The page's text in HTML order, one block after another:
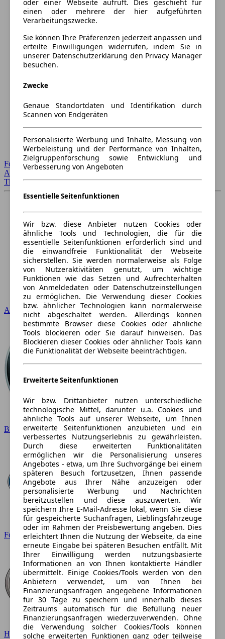
Forum Startseite
Alle Auto-Foren
Themen-Forum
Audi
BMW
Ford
Hyundai
oder einer Webseite aufruft. Dies geschieht für
einen oder mehrere der hier aufgeführten
Verarbeitungszwecke.
Sie können Ihre Präferenzen jederzeit anpassen und
erteilte Einwilligungen widerrufen, indem Sie in
unserer Datenschutzerklärung den Privacy Manager
besuchen.
Zwecke
Genaue Standortdaten und Identifikation durch
Scannen von Endgeräten
Personalisierte Werbung und Inhalte, Messung von
Werbeleistung und der Performance von Inhalten,
Zielgruppenforschung sowie Entwicklung und
Verbesserung von Angeboten
Essentielle Seitenfunktionen
Wir bzw. diese Anbieter nutzen Cookies oder
ähnliche Tools und Technologien, die für die
essentielle Seitenfunktionen erforderlich sind und
die einwandfreie Funktionalität der Webseite
sicherstellen. Sie werden normalerweise als Folge
von Nutzeraktivitäten genutzt, um wichtige
Funktionen wie das Setzen und Aufrechterhalten
von Anmeldedaten oder Datenschutzeinstellungen
zu ermöglichen. Die Verwendung dieser Cookies
bzw. ähnlicher Technologien kann normalerweise
nicht abgeschaltet werden. Allerdings können
bestimmte Browser diese Cookies oder ähnliche
Tools blockieren oder Sie darauf hinweisen. Das
Blockieren dieser Cookies oder ähnlicher Tools kann
die Funktionalität der Webseite beeinträchtigen.
Erweiterte Seitenfunktionen
Wir bzw. Drittanbieter nutzen unterschiedliche
technologische Mittel, darunter u.a. Cookies und
ähnliche Tools auf unserer Webseite, um Ihnen
erweiterte Seitenfunktionen anzubieten und ein
verbessertes Nutzungserlebnis zu gewährleisten.
Durch diese erweiterten Funktionalitäten
ermöglichen wir die Personalisierung unseres
Angebotes - etwa, um Ihre Suchvorgänge bei einem
späteren Besuch fortzusetzen, Ihnen passende
Angebote aus Ihrer Nähe anzuzeigen oder
personalisierte Werbung und Nachrichten
bereitzustellen und diese auszuwerten. Wir
speichern Ihre E-Mail-Adresse lokal, wenn Sie diese
für gespeicherte Suchanfragen, Lieblingsfahrzeuge
oder im Rahmen der Preisbewertung angeben. Dies
erleichtert Ihnen die Nutzung der Webseite, da eine
erneute Eingabe bei späteren Besuchen entfällt. Mit
Ihrer Einwilligung werden nutzungsbasierte
Informationen an von Ihnen kontaktierte Händler
übermittelt. Einige Cookies/Tools werden von den
Anbietern verwendet, um von Ihnen bei
Finanzierungsanfragen angegebene Informationen
für 30 Tage zu speichern und innerhalb dieses
Zeitraums automatisch für die Befüllung neuer
Finanzierungsanfragen wiederzuverwenden. Ohne
die Verwendung solcher Cookies/Tools können
solche erweiterten Funktionen ganz oder teilweise